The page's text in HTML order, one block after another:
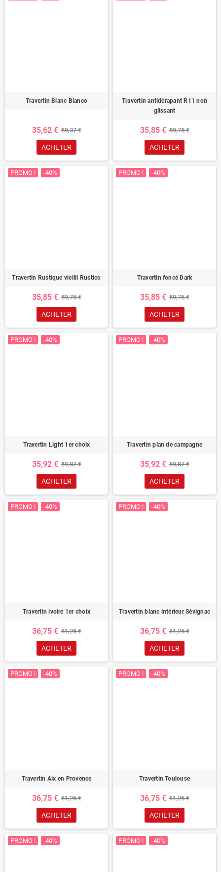
Travertin Blanc Bianco
35,62 € 59,37 €
ACHETER
Travertin antidérapant R11 non
glissant
35,85 € 59,75 €
ACHETER
PROMO ! -40%
Travertin Rustique vieilli Rustico
35,85 € 59,75 €
ACHETER
PROMO ! -40%
Travertin foncé Dark
35,85 € 59,75 €
ACHETER
PROMO ! -40%
Travertin Light 1er choix
35,92 € 59,87 €
ACHETER
PROMO ! -40%
Travertin plan de campagne
35,92 € 59,87 €
ACHETER
PROMO ! -40%
Travertin ivoire 1er choix
36,75 € 61,25 €
ACHETER
PROMO ! -40%
Travertin blanc intérieur Sévignac
36,75 € 61,25 €
ACHETER
PROMO ! -40%
Travertin Aix en Provence
36,75 € 61,25 €
ACHETER
PROMO ! -40%
Travertin Toulouse
36,75 € 61,25 €
ACHETER
PROMO ! -40% PROMO ! -40%